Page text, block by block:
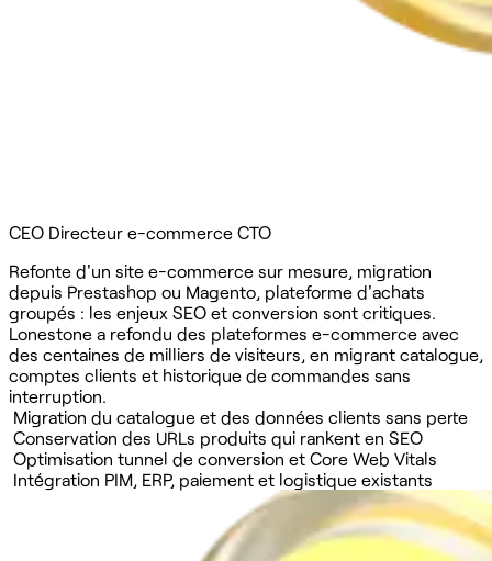
CEO Directeur e-commerce CTO
Refonte d'un site e-commerce sur mesure, migration
depuis Prestashop ou Magento, plateforme d'achats
groupés : les enjeux SEO et conversion sont critiques.
Lonestone a refondu des plateformes e-commerce avec
des centaines de milliers de visiteurs, en migrant catalogue,
comptes clients et historique de commandes sans
interruption.
Migration du catalogue et des données clients sans perte
Conservation des URLs produits qui rankent en SEO
Optimisation tunnel de conversion et Core Web Vitals
Intégration PIM, ERP, paiement et logistique existants